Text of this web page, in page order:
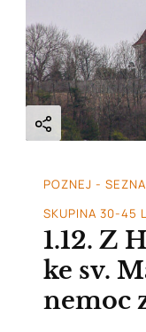
POZNEJ -
SKUPINA 30-45
1.12. Z
ke sv.
nemoc